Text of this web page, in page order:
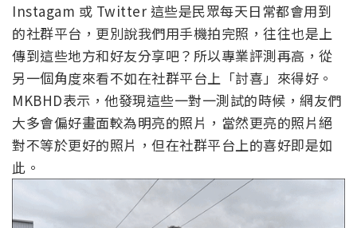
Instagam 或 Twitter 這些是民眾每天日常都會用到
的社群平台，更別說我們用手機拍完照，往往也是上
傳到這些地方和好友分享吧？所以專業評測再高，從
另一個角度來看不如在社群平台上「討喜」來得好。
MKBHD表示，他發現這些一對一測試的時候，網友們
大多會偏好畫面較為明亮的照片，當然更亮的照片絕
對不等於更好的照片，但在社群平台上的喜好即是如
此。